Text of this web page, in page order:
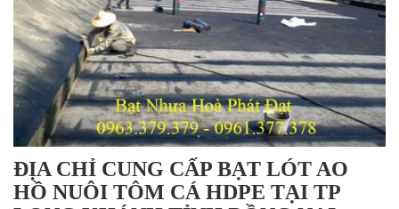
ĐỊA CHỈ CUNG CẤP BẠT LÓT AO
HỒ NUÔI TÔM CÁ HDPE TẠI TP